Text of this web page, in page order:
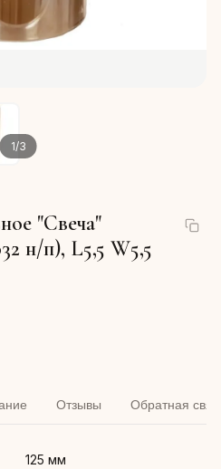
1/3
"Свеча"
н/п), L5,5 W5,5
Отзывы Обратная
125 мм